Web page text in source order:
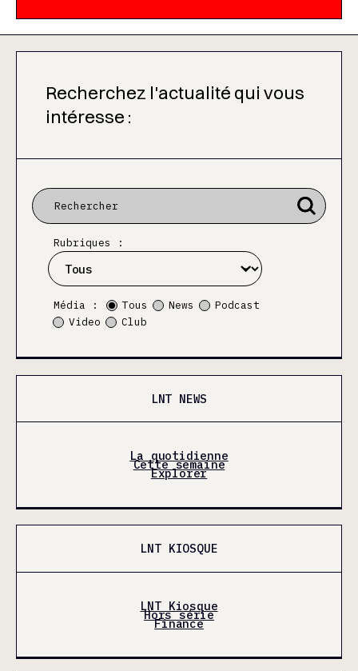
Recherchez l'actualité qui vous
intéresse :
Rubriques :
Média : Tous News
Podcast
Video
Club
LNT NEWS
La quotidienne
Cette semaine
Explorer
LNT KIOSQUE
LNT Kiosque
Hors série
Finance